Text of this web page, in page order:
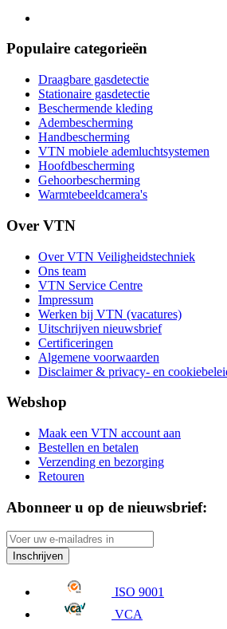
Populaire categorieën
Draagbare gasdetectie
Stationaire gasdetectie
Beschermende kleding
Adembescherming
Handbescherming
VTN mobiele ademluchtsystemen
Hoofdbescherming
Gehoorbescherming
Warmtebeeldcamera's
Over VTN
Over VTN Veiligheidstechniek
Ons team
VTN Service Centre
Impressum
Werken bij VTN (vacatures)
Uitschrijven nieuwsbrief
Certificeringen
Algemene voorwaarden
Disclaimer & privacy- en
Webshop
Maak een VTN account aan
Bestellen en betalen
Verzending en bezorging
Retouren
Abonneer u op de nieuwsbrief:
Inschrijven
ISO 9001
VCA